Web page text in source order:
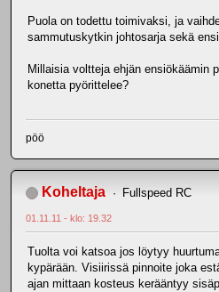
Puola on todettu toimivaksi, ja
sammutuskytkin johtosarja sekä
Millaisia voltteja ehjän ensiökäämin
konetta pyörittelee?
pöö
Koheltaja Fullspeed RC
01.11.11 - klo: 19.32
Tuolta voi katsoa jos löytyy
kypärään. Visiirissä pinnoite joka
ajan mittaan kosteus kerääntyy